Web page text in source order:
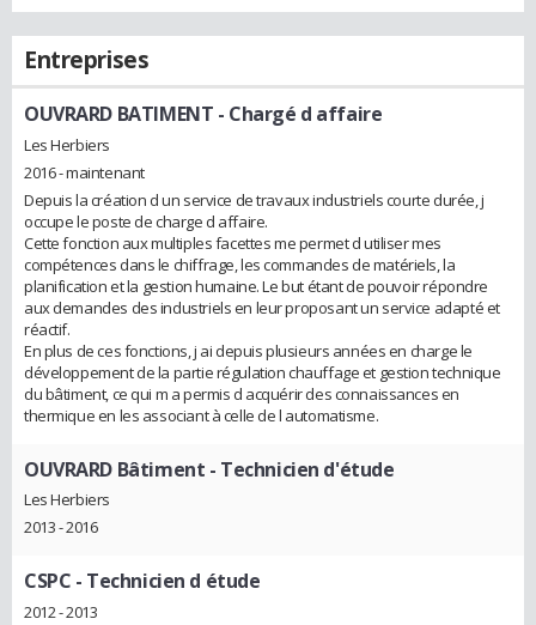
Entreprises
OUVRARD BATIMENT - Chargé d affaire
Les Herbiers
2016 - maintenant
Depuis la création d un service de travaux industriels courte durée, j
occupe le poste de charge d affaire.
Cette fonction aux multiples facettes me permet d utiliser mes
compétences dans le chiffrage, les commandes de matériels, la
planification et la gestion humaine. Le but étant de pouvoir répondre
aux demandes des industriels en leur proposant un service adapté et
réactif.
En plus de ces fonctions, j ai depuis plusieurs années en charge le
développement de la partie régulation chauffage et gestion technique
du bâtiment, ce qui m a permis d acquérir des connaissances en
thermique en les associant à celle de l automatisme.
OUVRARD Bâtiment - Technicien d'étude
Les Herbiers
2013 - 2016
CSPC - Technicien d étude
2012 - 2013